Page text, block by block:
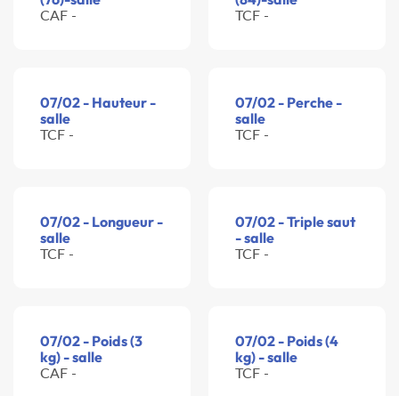
CAF - TCF -
07/02 - Hauteur -
salle
TCF -
07/02 - Perche -
salle
TCF -
07/02 - Longueur -
salle
TCF -
07/02 - Triple saut
- salle
TCF -
07/02 - Poids (3
kg) - salle
CAF -
07/02 - Poids (4
kg) - salle
TCF -